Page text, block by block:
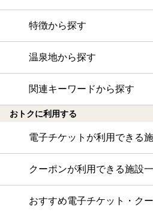
特徴から探す
温泉地から探す
関連キーワードから探す
おトクに利用する
電子チケットが利用できる
クーポンが利用できる施設
おすすめ電子チケット・ク